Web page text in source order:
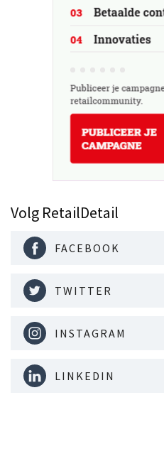
Volg RetailDetail
FACEBOOK
TWITTER
INSTAGRAM
LINKEDIN